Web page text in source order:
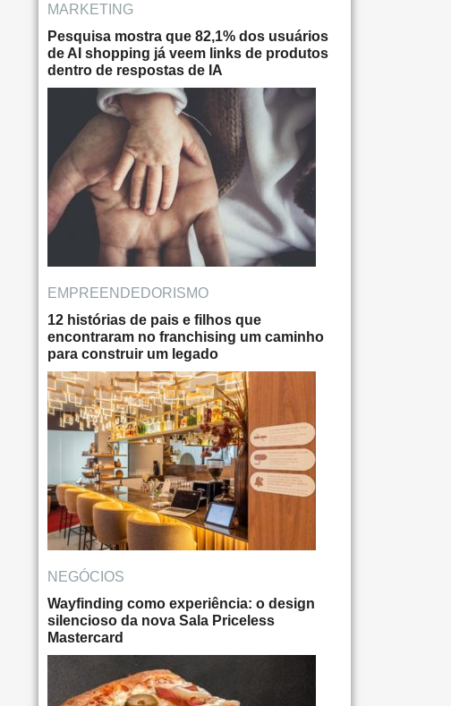
MARKETING
Pesquisa mostra que 82,1% dos usuários
de AI shopping já veem links de produtos
dentro de respostas de IA
EMPREENDEDORISMO
12 histórias de pais e filhos que
encontraram no franchising um caminho
para construir um legado
NEGÓCIOS
Wayfinding como experiência: o design
silencioso da nova Sala Priceless
Mastercard